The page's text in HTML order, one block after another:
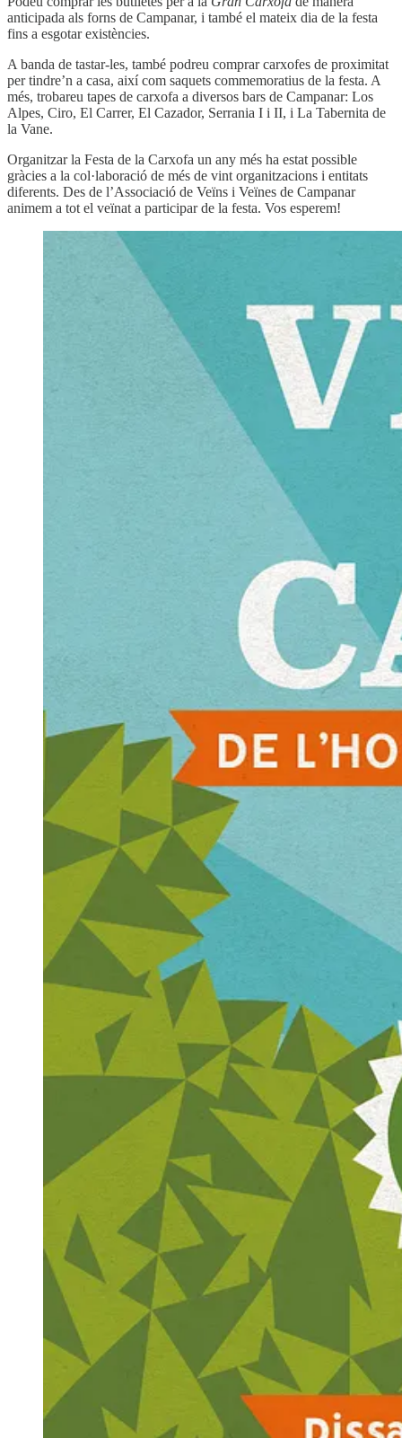
anticipada als forns de Campanar, i també el mateix dia de la festa
fins a esgotar existències.
A banda de tastar-les, també podreu comprar carxofes de proximitat
per tindre’n a casa, així com saquets commemoratius de la festa. A
més, trobareu tapes de carxofa a diversos bars de Campanar: Los
Alpes, Ciro, El Carrer, El Cazador, Serrania I i II, i La Tabernita de
la Vane.
Organitzar la Festa de la Carxofa un any més ha estat possible
gràcies a la col·laboració de més de vint organitzacions i entitats
diferents. Des de l’Associació de Veïns i Veïnes de Campanar
animem a tot el veïnat a participar de la festa. Vos esperem!